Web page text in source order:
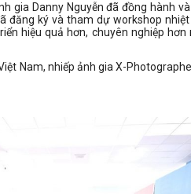
gia Danny Nguyễn đã đồng hành
đăng ký và tham dự workshop
hiệu quả hơn, chuyên nghiệp
Nam, nhiếp ảnh gia X-